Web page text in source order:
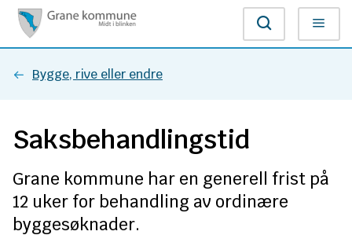
r
a
n
e
k
o
Søk Meny
Du
her:
Bygge, rive eller endre
Saksbehandlingstid
Grane kommune har en generell frist på
12 uker for behandling av ordinære
byggesøknader.